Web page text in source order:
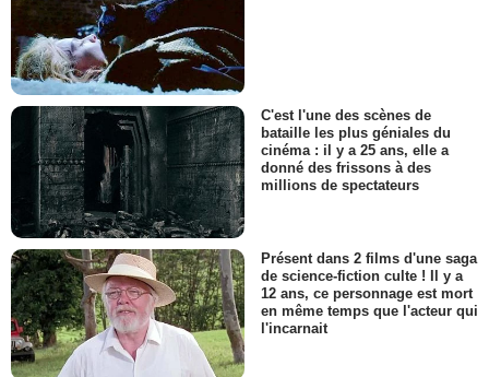
C'est l'une des scènes de
bataille les plus géniales du
cinéma : il y a 25 ans, elle a
donné des frissons à des
millions de spectateurs
Présent dans 2 films d'une saga
de science-fiction culte ! Il y a
12 ans, ce personnage est mort
en même temps que l'acteur qui
l'incarnait